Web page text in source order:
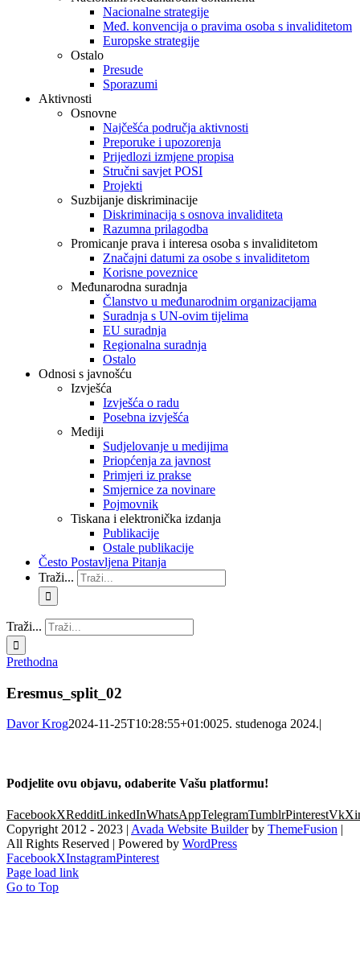
Nacionalne strategije
Međ. konvencija o pravima osoba s invaliditetom
Europske strategije
Ostalo
Presude
Sporazumi
Aktivnosti
Osnovne
Najčešća područja aktivnosti
Preporuke i upozorenja
Prijedlozi izmjene propisa
Stručni savjet POSI
Projekti
Suzbijanje diskriminacije
Diskriminacija s osnova invaliditeta
Razumna prilagodba
Promicanje prava i interesa osoba s invaliditetom
Značajni datumi za osobe s invaliditetom
Korisne poveznice
Međunarodna suradnja
Članstvo u međunarodnim organizacijama
Suradnja s UN-ovim tijelima
EU suradnja
Regionalna suradnja
Ostalo
Odnosi s javnošću
Izvješća
Izvješća o radu
Posebna izvješća
Mediji
Sudjelovanje u medijima
Priopćenja za javnost
Primjeri iz prakse
Smjernice za novinare
Pojmovnik
Tiskana i elektronička izdanja
Publikacije
Ostale publikacije
Često Postavljena Pitanja
Traži...
Traži...
Prethodna
Eresmus_split_02
Davor Krog2024-11-25T10:28:55+01:0025. studenoga 2024.|
Podjelite ovu objavu, odaberite Vašu platformu!
FacebookXRedditLinkedInWhatsAppTelegramTumblrPinterestVk
Copyright 2012 - 2023 | Avada Website Builderby ThemeFusion |
All Rights Reserved | Powered by WordPress
FacebookXInstagramPinterest
Page load link
Go to Top